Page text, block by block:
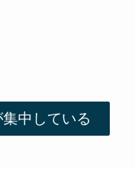
集中している